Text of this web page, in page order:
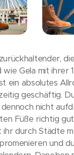
wie Gela mit ihrer
ein absolutes
geschäftig.
nicht
Füße richtig
ihr durch Städte
und